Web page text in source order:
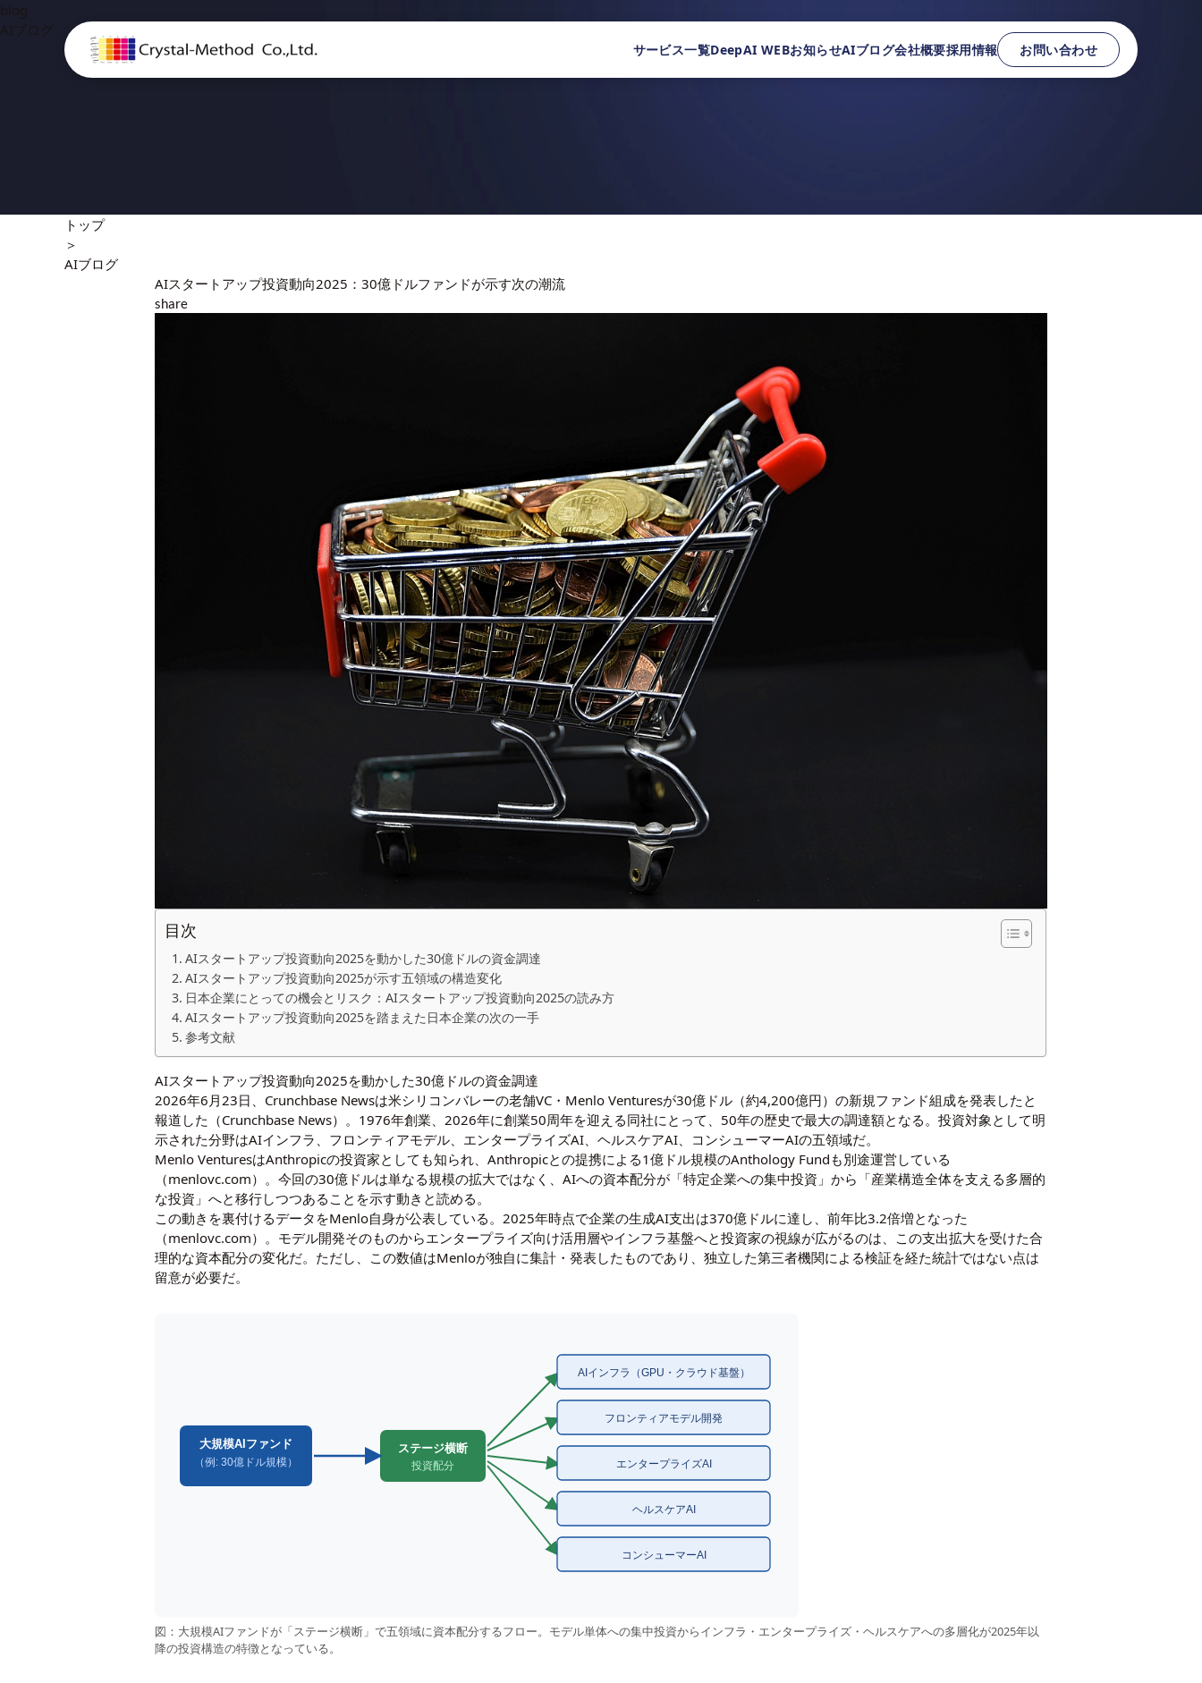
サービス一覧DeepAI WEBお知らせAIブログ会社概要採用情報 お問い合わせ
blog
AIブログ
トップ
＞
AIブログ
AIスタートアップ投資動向2025：30億ドルファンドが示す次の潮流
share
目次
AIスタートアップ投資動向2025を動かした30億ドルの資金調達
AIスタートアップ投資動向2025が示す五領域の構造変化
日本企業にとっての機会とリスク：AIスタートアップ投資動向2025の読み方
AIスタートアップ投資動向2025を踏まえた日本企業の次の一手
参考文献
AIスタートアップ投資動向2025を動かした30億ドルの資金調達
2026年6月23日、Crunchbase Newsは米シリコンバレーの老舗VC・Menlo Venturesが30億ドル（約4,200億円）の新規ファンド組成を発表したと
報道した（Crunchbase News）。1976年創業、2026年に創業50周年を迎える同社にとって、50年の歴史で最大の調達額となる。投資対象として明
示された分野はAIインフラ、フロンティアモデル、エンタープライズAI、ヘルスケアAI、コンシューマーAIの五領域だ。
Menlo VenturesはAnthropicの投資家としても知られ、Anthropicとの提携による1億ドル規模のAnthology Fundも別途運営している
（menlovc.com）。今回の30億ドルは単なる規模の拡大ではなく、AIへの資本配分が「特定企業への集中投資」から「産業構造全体を支える多層的
な投資」へと移行しつつあることを示す動きと読める。
この動きを裏付けるデータをMenlo自身が公表している。2025年時点で企業の生成AI支出は370億ドルに達し、前年比3.2倍増となった
（menlovc.com）。モデル開発そのものからエンタープライズ向け活用層やインフラ基盤へと投資家の視線が広がるのは、この支出拡大を受けた合
理的な資本配分の変化だ。ただし、この数値はMenloが独自に集計・発表したものであり、独立した第三者機関による検証を経た統計ではない点は
留意が必要だ。
大規模AIファンド
（例: 30億ドル規模）
ステージ横断
投資配分
AIインフラ（GPU・クラウド基盤）
フロンティアモデル開発
エンタープライズAI
ヘルスケアAI
コンシューマーAI
図：大規模AIファンドが「ステージ横断」で五領域に資本配分するフロー。モデル単体への集中投資からインフラ・エンタープライズ・ヘルスケアへの多層化が2025年以
降の投資構造の特徴となっている。